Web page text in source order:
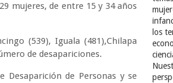
mujeres, de entre 15 y 34 años
(539), Iguala (481),Chilapa
de desapariciones.
Desaparición de Personas y se
los